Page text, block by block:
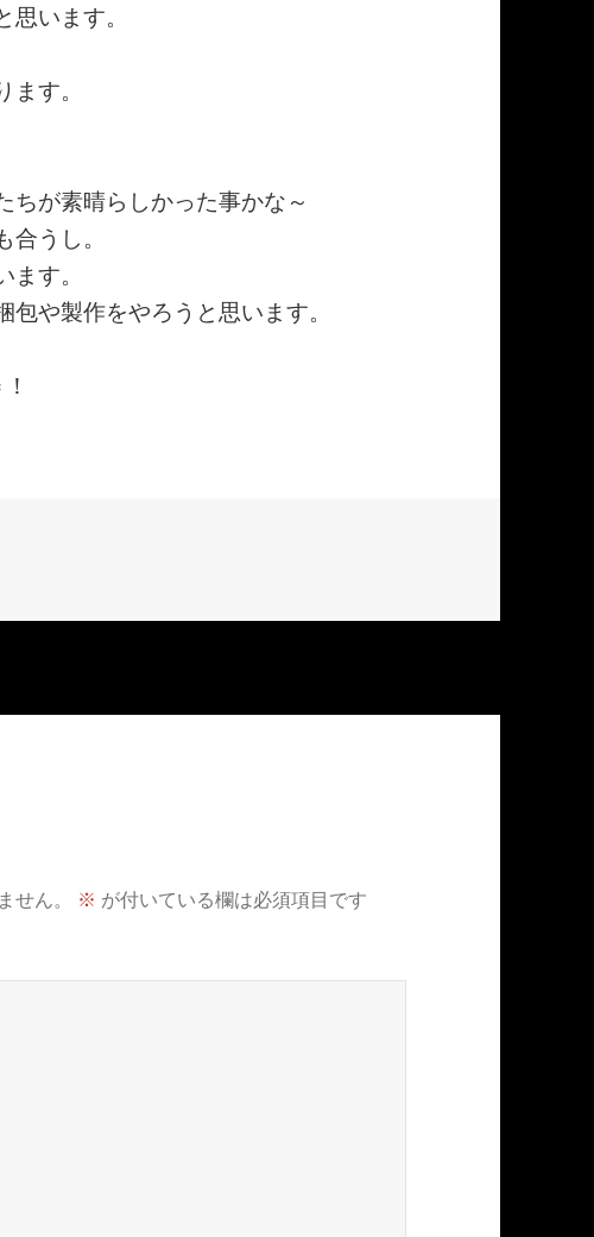
います。
す。
ちが素晴らしかった事かな～
うし。
す。
や製作をやろうと思います。
ん。 ※ が付いている欄は必須項目です